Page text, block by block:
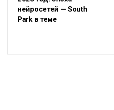
нейросетей — South
Park в теме